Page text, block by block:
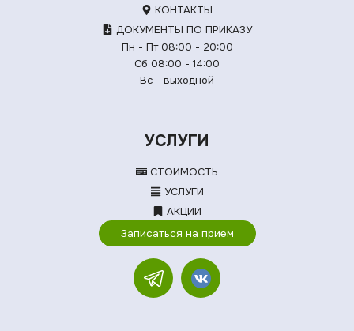
КОНТАКТЫ
ДОКУМЕНТЫ ПО ПРИКАЗУ
Пн - Пт 08:00 - 20:00
Сб 08:00 - 14:00
Вс - выходной
УСЛУГИ
СТОИМОСТЬ
УСЛУГИ
АКЦИИ
Записаться на прием